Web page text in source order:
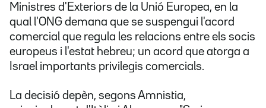
Ministres d'Exteriors de la Unió Europea, en la
qual l'ONG demana que se suspengui l'acord
comercial que regula les relacions entre els socis
europeus i l'estat hebreu; un acord que atorga a
Israel importants privilegis comercials.
La decisió depèn, segons Amnistia,